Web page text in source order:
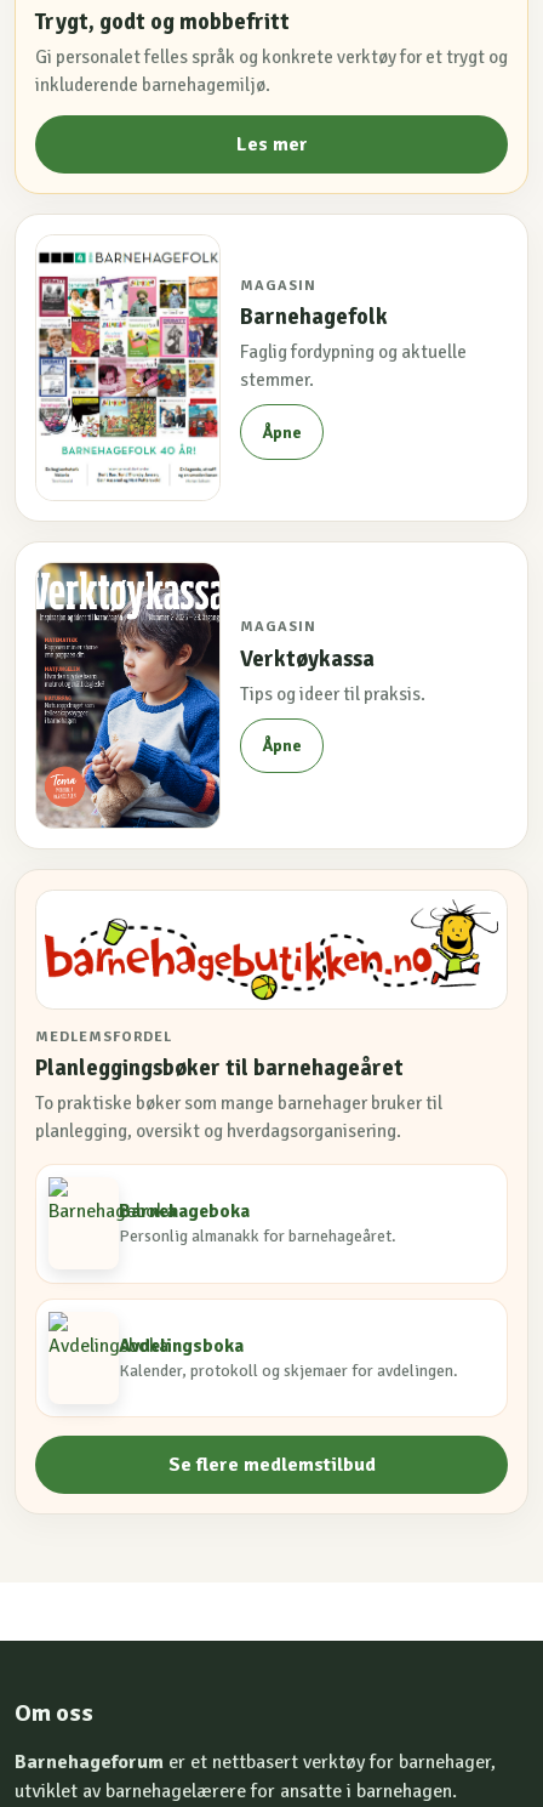
Trygt, godt og mobbefritt
Gi personalet felles språk og konkrete verktøy for et trygt og
inkluderende barnehagemiljø.
Les mer
MAGASIN
Barnehagefolk
Faglig fordypning og aktuelle
stemmer.
Åpne
MAGASIN
Verktøykassa
Tips og ideer til praksis.
Åpne
MEDLEMSFORDEL
Planleggingsbøker til barnehageåret
To praktiske bøker som mange barnehager bruker til
planlegging, oversikt og hverdagsorganisering.
Barnehageboka
Personlig almanakk for barnehageåret.
Avdelingsboka
Kalender, protokoll og skjemaer for avdelingen.
Se flere medlemstilbud
Om oss
Barnehageforum er et nettbasert verktøy for barnehager,
utviklet av barnehagelærere for ansatte i barnehagen.